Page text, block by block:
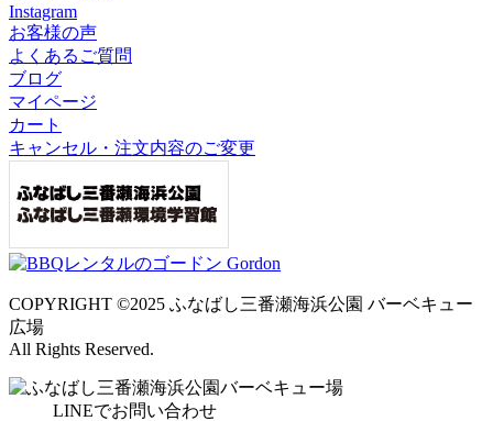
Instagram
お客様の声
よくあるご質問
ブログ
マイページ
カート
キャンセル・注文内容のご変更
COPYRIGHT ©2025 ふなばし三番瀬海浜公園 バーベキュー
広場
All Rights Reserved.
LINEでお問い合わせ